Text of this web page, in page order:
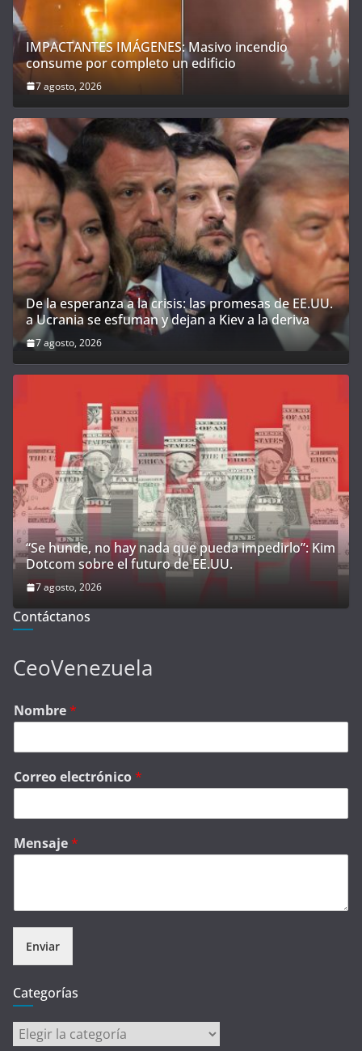
IMPACTANTES IMÁGENES: Masivo incendio
consume por completo un edificio
7 agosto, 2026
De la esperanza a la crisis: las promesas de EE.UU.
a Ucrania se esfuman y dejan a Kiev a la deriva
7 agosto, 2026
“Se hunde, no hay nada que pueda impedirlo”: Kim
Dotcom sobre el futuro de EE.UU.
7 agosto, 2026
Contáctanos
CeoVenezuela
Nombre*
Correo electrónico*
Mensaje*
Enviar
Categorías
Categorías